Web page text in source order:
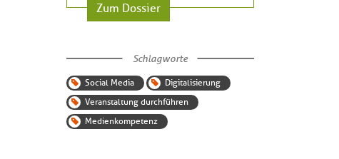
Zum Dossier
Schlagworte
Social Media
Digitalisierung
Veranstaltung durchführen
Medienkompetenz